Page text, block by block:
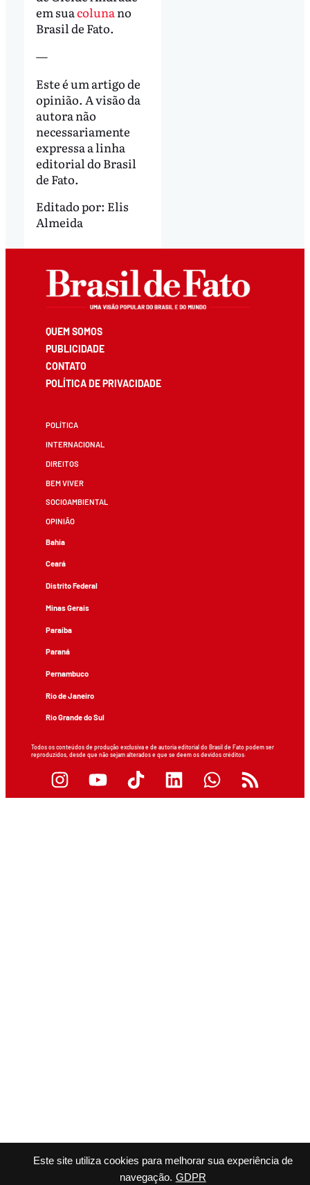
Este site utiliza cookies para melhorar sua experiência de
navegação. GDPR
em suacoluna no
Brasil de Fato.
—
Este é um artigo de
opinião. A visão da
autora não
necessariamente
expressa a linha
editorial do Brasil
de Fato.
Editado por: Elis
Almeida
QUEM SOMOS
PUBLICIDADE
CONTATO
POLÍTICA DE PRIVACIDADE
POLÍTICA
INTERNACIONAL
DIREITOS
BEM VIVER
SOCIOAMBIENTAL
OPINIÃO
Bahia
Ceará
Distrito Federal
Minas Gerais
Paraíba
Paraná
Pernambuco
Rio de Janeiro
Rio Grande do Sul
Todos os conteúdos de produção exclusiva e de autoria editorial do Brasil de Fato podem ser
reproduzidos, desde que não sejam alterados e que se deem os devidos créditos.